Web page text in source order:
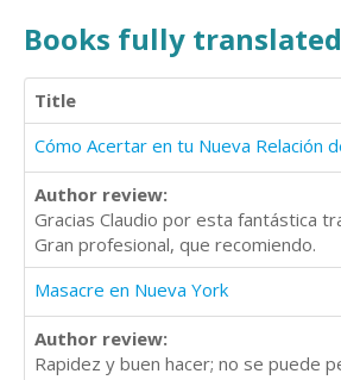
Books fully
Title
Cómo Acertar en tu Nueva Relación
Author review:
Gracias Claudio por esta fantástica
Gran profesional, que recomiendo.
Masacre en Nueva York
Author review:
Rapidez y buen hacer; no se puede